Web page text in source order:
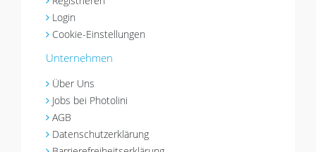
Login
Cookie-Einstellungen
Unternehmen
Über Uns
Jobs bei Photolini
AGB
Datenschutzerklärung